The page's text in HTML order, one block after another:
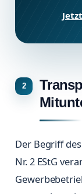
Der Begriff
Nr. 2 EStG